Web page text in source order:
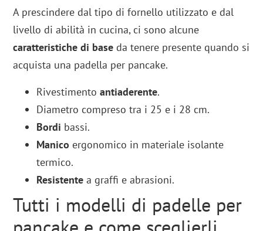
A prescindere dal tipo di fornello utilizzato e dal
livello di abilità in cucina, ci sono alcune
caratteristiche di base da tenere presente quando si
acquista una padella per pancake.
Rivestimentoantiaderente.
Diametro compreso tra i 25 e i 28 cm.
Bordi bassi.
Manico ergonomico in materiale isolante
termico.
Resistente a graffi e abrasioni.
Tutti i modelli di padelle per